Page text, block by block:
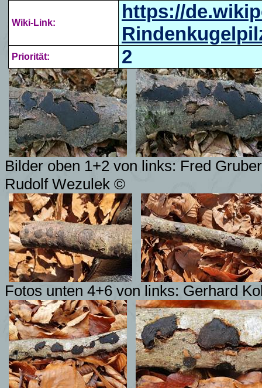
Wiki-Link:
https://
Priorität: 2
Bilder oben 1+2 von links: Fred
Rudolf Wezulek ©
Fotos unten 4+6 von links: Gerhard